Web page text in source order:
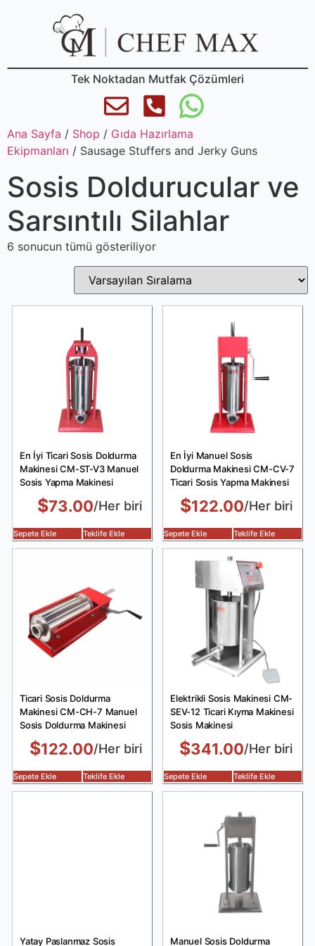
Tek Noktadan Mutfak Çözümleri
Ana Sayfa / Shop / Gıda Hazırlama
Ekipmanları / Sausage Stuffers and Jerky Guns
Sosis Doldurucular ve
Sarsıntılı Silahlar
6 sonucun tümü gösteriliyor
En İyi Ticari Sosis Doldurma
Makinesi CM-ST-V3 Manuel
Sosis Yapma Makinesi
$73.00/Her biri
Sepete Ekle Teklife Ekle
En İyi Manuel Sosis
Doldurma Makinesi CM-CV-7
Ticari Sosis Yapma Makinesi
$122.00/Her biri
Sepete Ekle Teklife Ekle
Ticari Sosis Doldurma
Makinesi CM-CH-7 Manuel
Sosis Doldurma Makinesi
$122.00/Her biri
Sepete Ekle Teklife Ekle
Elektrikli Sosis Makinesi CM-
SEV-12 Ticari Kıyma Makinesi
Sosis Makinesi
$341.00/Her biri
Sepete Ekle Teklife Ekle
Yatay Paslanmaz Sosis Manuel Sosis Doldurma